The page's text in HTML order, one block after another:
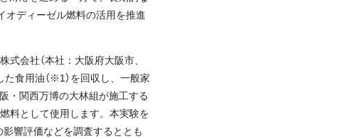
オディーゼル燃料の活用を推進
会社（本社：大阪府大阪市、
食用油（※1）を回収し、一般家
・関西万博の大林組が施工する
料として使用します。本実験を
響評価などを調査するととも